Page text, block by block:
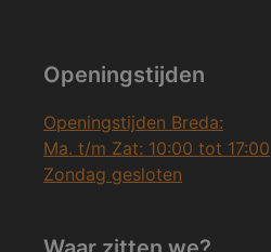
Openingstijden
Openingstijden Breda:
Ma. t/m Zat: 10:00 tot 17:00
Zondag gesloten